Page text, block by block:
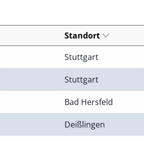
Standort
Stuttgart
Stuttgart
Bad Hersfeld
Deißlingen